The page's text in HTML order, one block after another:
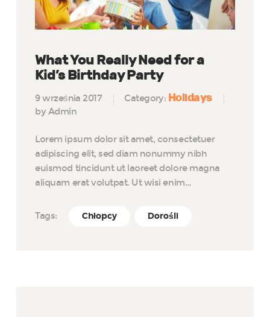
What You Really Need for a
Kid’s Birthday Party
9 września 2017 Category: Holidays
by Admin
Lorem ipsum dolor sit amet, consectetuer
adipiscing elit, sed diam nonummy nibh
euismod tincidunt ut laoreet dolore magna
aliquam erat volutpat. Ut wisi enim…
Tags: Chłopcy Dorośli